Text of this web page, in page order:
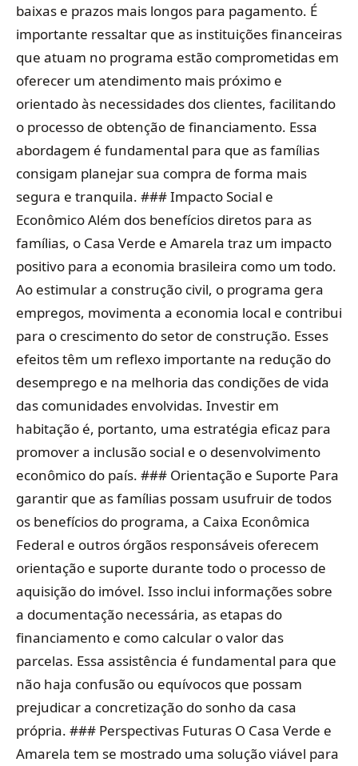
baixas e prazos mais longos para pagamento. É
importante ressaltar que as instituições financeiras
que atuam no programa estão comprometidas em
oferecer um atendimento mais próximo e
orientado às necessidades dos clientes, facilitando
o processo de obtenção de financiamento. Essa
abordagem é fundamental para que as famílias
consigam planejar sua compra de forma mais
segura e tranquila. ### Impacto Social e
Econômico Além dos benefícios diretos para as
famílias, o Casa Verde e Amarela traz um impacto
positivo para a economia brasileira como um todo.
Ao estimular a construção civil, o programa gera
empregos, movimenta a economia local e contribui
para o crescimento do setor de construção. Esses
efeitos têm um reflexo importante na redução do
desemprego e na melhoria das condições de vida
das comunidades envolvidas. Investir em
habitação é, portanto, uma estratégia eficaz para
promover a inclusão social e o desenvolvimento
econômico do país. ### Orientação e Suporte Para
garantir que as famílias possam usufruir de todos
os benefícios do programa, a Caixa Econômica
Federal e outros órgãos responsáveis oferecem
orientação e suporte durante todo o processo de
aquisição do imóvel. Isso inclui informações sobre
a documentação necessária, as etapas do
financiamento e como calcular o valor das
parcelas. Essa assistência é fundamental para que
não haja confusão ou equívocos que possam
prejudicar a concretização do sonho da casa
própria. ### Perspectivas Futuras O Casa Verde e
Amarela tem se mostrado uma solução viável para